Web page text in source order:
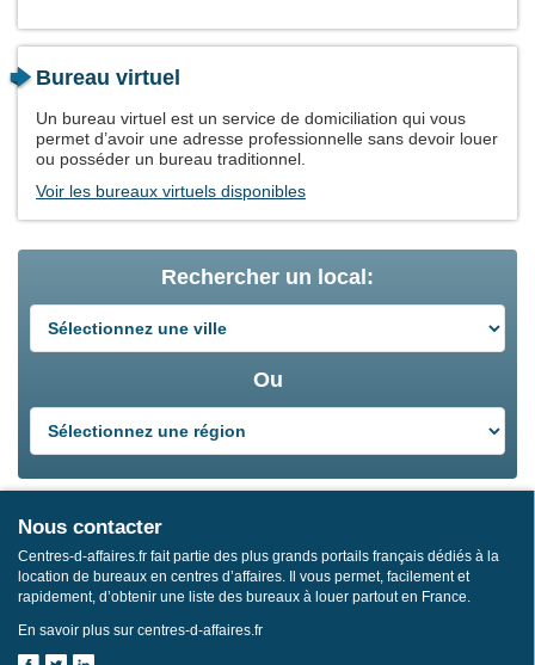
Bureau virtuel
Un bureau virtuel est un service de domiciliation qui vous
permet d’avoir une adresse professionnelle sans devoir louer
ou posséder un bureau traditionnel.
Voir les bureaux virtuels disponibles
Rechercher un local:
Ou
Nous contacter
Centres-d-affaires.fr fait partie des plus grands portails français dédiés à la
location de bureaux en centres d’affaires. Il vous permet, facilement et
rapidement, d’obtenir une liste des bureaux à louer partout en France.
En savoir plus sur centres-d-affaires.fr